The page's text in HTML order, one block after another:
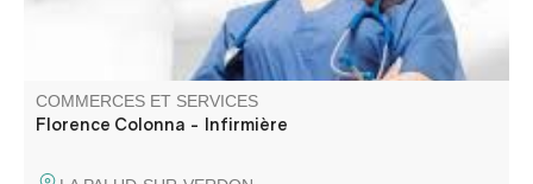
COMMERCES ET SERVICES
Florence Colonna - Infirmière